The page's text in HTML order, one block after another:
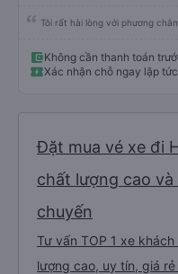
Tôi rất hài lòng với phương
Không cần thanh toán
Xác nhận chỗ ngay lập tức
Đặt mua vé xe đi
chất lượng cao và
chuyến
Tư vấn TOP 1 xe
lượng cao, uy tín, giá